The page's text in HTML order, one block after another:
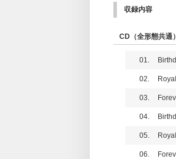
収録内容
CD（全形態共通）
01.
02.
03.
04.
05.
06.